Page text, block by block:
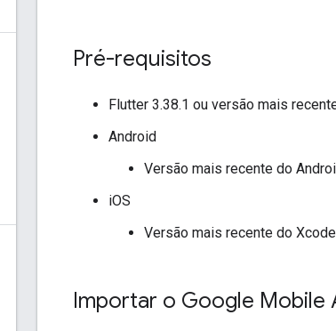
Pré-requisitos
Flutter 3.38.1 ou versão mais
Android
Versão mais recente do
iOS
Versão mais recente do
Importar o Google Mobile